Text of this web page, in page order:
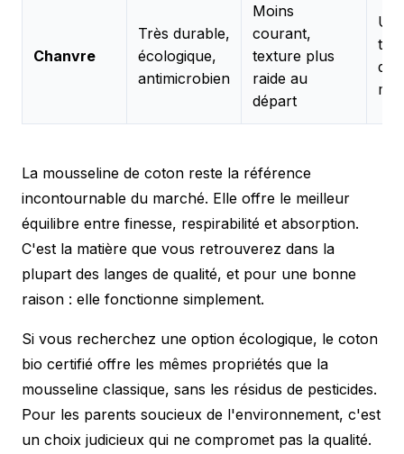
Chanvre
Très durable,
écologique,
antimicrobien
Moins
courant,
texture plus
raide au
départ
La mousseline de coton reste la référence
incontournable du marché. Elle offre le meilleur
équilibre entre finesse, respirabilité et absorption.
C'est la matière que vous retrouverez dans la
plupart des langes de qualité, et pour une bonne
raison : elle fonctionne simplement.
Si vous recherchez une option écologique, le coton
bio certifié offre les mêmes propriétés que la
mousseline classique, sans les résidus de pesticides.
Pour les parents soucieux de l'environnement, c'est
un choix judicieux qui ne compromet pas la qualité.